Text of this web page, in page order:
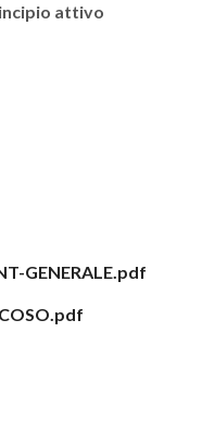
attivo
GENERALE.pdf